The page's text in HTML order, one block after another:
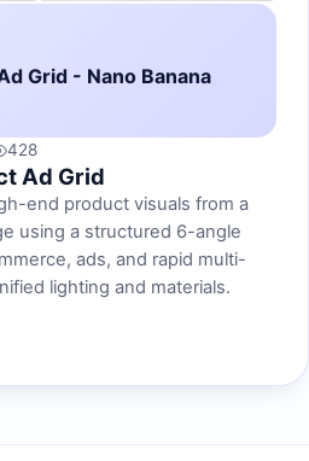
Grid - Nano Banana
428
Ad Grid
end product visuals from a
using a structured 6-angle
ads, and rapid multi-
lighting and materials.